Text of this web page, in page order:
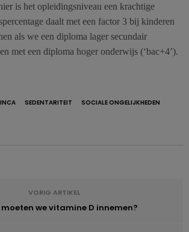
is het opleidingsniveau een krachtige
daalt met een factor 3 bij kinderen
als we een diploma lager secundair
met een diploma hoger onderwijs (‘bac+4’).
INCA SEDENTARITEIT
SOCIALE ONGELIJKHEDEN
VORIG ARTIKEL
moeten we vitamine D innemen?